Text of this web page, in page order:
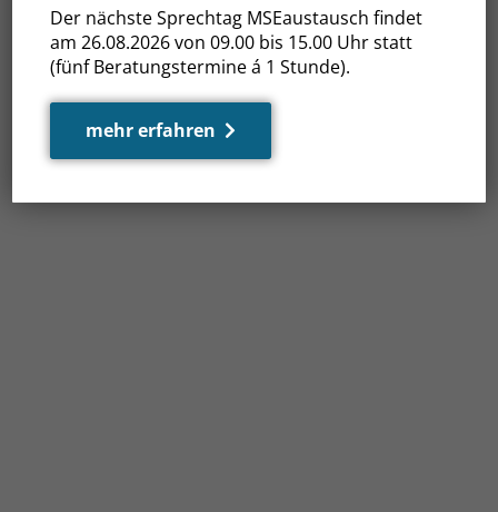
Der nächste Sprechtag MSEaustausch findet
am 26.08.2026 von 09.00 bis 15.00 Uhr statt
(fünf Beratungstermine á 1 Stunde).
mehr erfahren